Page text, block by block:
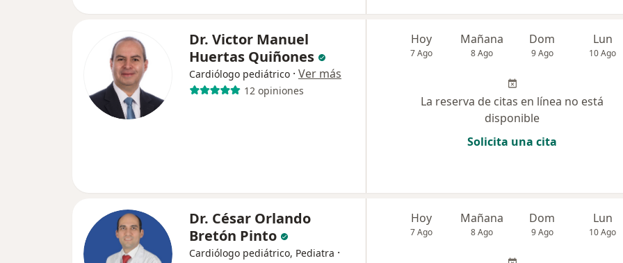
Dr. Victor Manuel
Huertas Quiñones
Cardiólogo pediátrico · Ver más
12 opiniones
Hoy
7 Ago
Mañana
8 Ago
Dom
9 Ago
Lun
10 Ago
La reserva de citas en línea no está
disponible
Solicita una cita
Dr. César Orlando
Bretón Pinto
Cardiólogo pediátrico, Pediatra ·
Hoy
7 Ago
Mañana
8 Ago
Dom
9 Ago
Lun
10 Ago